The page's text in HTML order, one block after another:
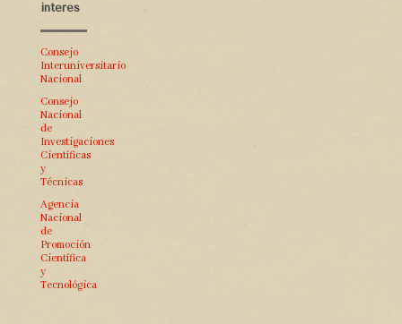
interés
Consejo
Interuniversitario
Nacional
Consejo
Nacional
de
Investigaciones
Científicas
y
Técnicas
Agencia
Nacional
de
Promoción
Científica
y
Tecnológica